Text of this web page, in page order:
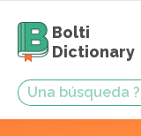
Bolti
Dictionary